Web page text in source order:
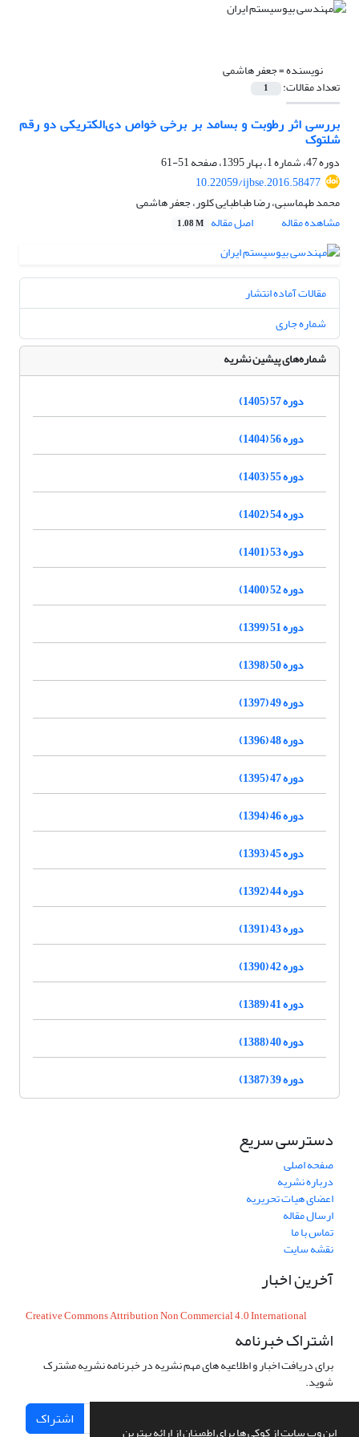
این وب سایت از کوکی ها برای اطمینان از ارائه بهترین
نویسنده =جعفر هاشمی
تعداد مقالات: 1
بررسی اثر رطوبت و بسامد بر برخی خواص دی‌الکتریکی دو رقم
شلتوک
دوره 47، شماره 1، بهار 1395، صفحه
51-61
10.22059/ijbse.2016.58477
محمد طهماسبی، رضا طباطبایی کلور، جعفر هاشمی
مشاهده مقاله
اصل مقاله 1.08 M
مقالات آماده انتشار
شماره جاری
شماره‌های پیشین نشریه
دوره 57 (1405)
دوره 56 (1404)
دوره 55 (1403)
دوره 54 (1402)
دوره 53 (1401)
دوره 52 (1400)
دوره 51 (1399)
دوره 50 (1398)
دوره 49 (1397)
دوره 48 (1396)
دوره 47 (1395)
دوره 46 (1394)
دوره 45 (1393)
دوره 44 (1392)
دوره 43 (1391)
دوره 42 (1390)
دوره 41 (1389)
دوره 40 (1388)
دوره 39 (1387)
دسترسی سریع
صفحه اصلی
درباره نشریه
اعضای هیات تحریریه
ارسال مقاله
تماس با ما
نقشه سایت
آخرین اخبار
Creative Commons Attribution Non Commercial 4.0 International
اشتراک خبرنامه
برای دریافت اخبار و اطلاعیه های مهم نشریه در خبرنامه نشریه مشترک
شوید.
اشتراک